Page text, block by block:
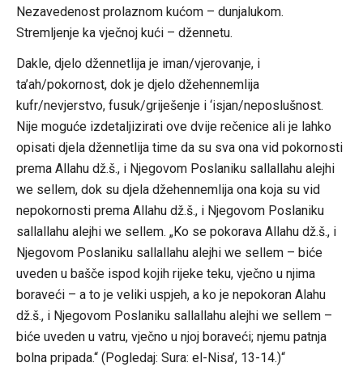
Nezavedenost prolaznom kućom – dunjalukom.
Stremljenje ka vječnoj kući – džennetu.
Dakle, djelo džennetlija je iman/vjerovanje, i
ta’ah/pokornost, dok je djelo džehennemlija
kufr/nevjerstvo, fusuk/griješenje i ‘isjan/neposlušnost.
Nije moguće izdetaljizirati ove dvije rečenice ali je lahko
opisati djela džennetlija time da su sva ona vid pokornosti
prema Allahu dž.š., i Njegovom Poslaniku sallallahu alejhi
we sellem, dok su djela džehennemlija ona koja su vid
nepokornosti prema Allahu dž.š., i Njegovom Poslaniku
sallallahu alejhi we sellem. „Ko se pokorava Allahu dž.š., i
Njegovom Poslaniku sallallahu alejhi we sellem – biće
uveden u bašče ispod kojih rijeke teku, vječno u njima
boraveći – a to je veliki uspjeh, a ko je nepokoran Alahu
dž.š., i Njegovom Poslaniku sallallahu alejhi we sellem –
biće uveden u vatru, vječno u njoj boraveći; njemu patnja
bolna pripada.“ (Pogledaj: Sura: el-Nisa’, 13-14.)“